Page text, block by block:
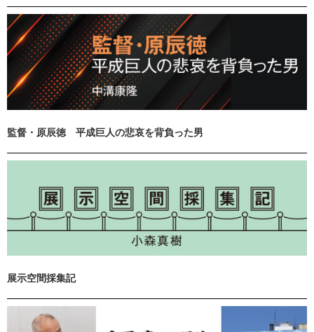
監督・原辰徳 平成巨人の悲哀を背負った男
展示空間採集記